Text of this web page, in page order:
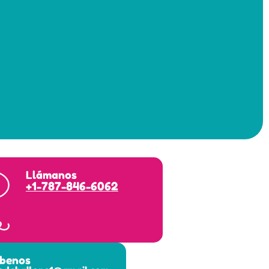
Llámanos
+1-787-846-6062